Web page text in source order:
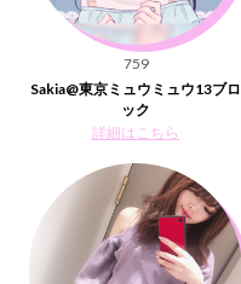
759
Sakia@東京ミュウミュウ13ブロ
ック
詳細はこちら